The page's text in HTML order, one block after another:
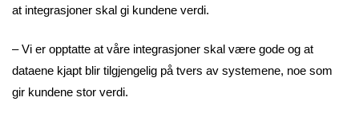
at integrasjoner skal gi kundene verdi.
– Vi er opptatte at våre integrasjoner skal være gode og at
dataene kjapt blir tilgjengelig på tvers av systemene, noe som
gir kundene stor verdi.